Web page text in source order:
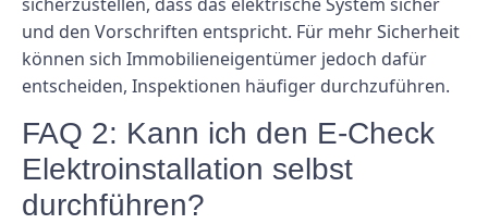
und den Vorschriften entspricht. Für mehr Sicherheit
können sich Immobilieneigentümer jedoch dafür
entscheiden, Inspektionen häufiger durchzuführen.
FAQ 2: Kann ich den E-Check
Elektroinstallation selbst
durchführen?